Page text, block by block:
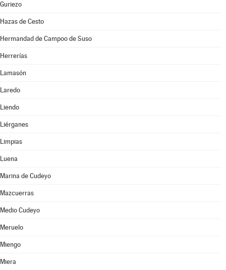
Guriezo
Hazas de Cesto
Hermandad de Campoo de Suso
Herrerías
Lamasón
Laredo
Liendo
Liérganes
Limpias
Luena
Marina de Cudeyo
Mazcuerras
Medio Cudeyo
Meruelo
Miengo
Miera